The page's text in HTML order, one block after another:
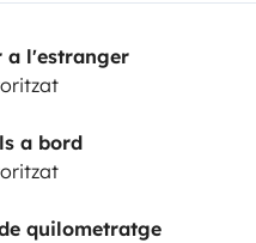
a l'estranger
a bord
quilometratge